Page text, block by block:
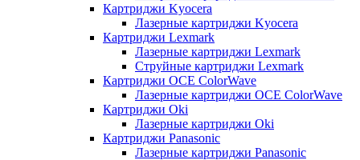
Картриджи Kyocera
Лазерные картриджи Kyocera
Картриджи Lexmark
Лазерные картриджи Lexmark
Струйные картриджи Lexmark
Картриджи OCE ColorWave
Лазерные картриджи OCE ColorWave
Картриджи Oki
Лазерные картриджи Oki
Картриджи Panasonic
Лазерные картриджи Panasonic